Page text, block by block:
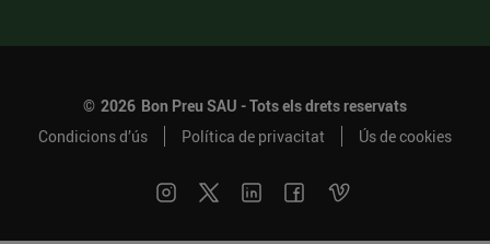
© 2026 Bon Preu SAU - Tots els drets reservats
Condicions d’ús
Política de privacitat Ús de cookies